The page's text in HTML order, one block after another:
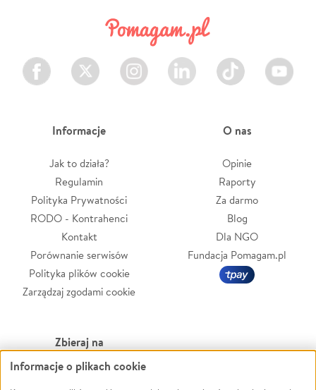
Facebook Twitter Instagram LinkedIn TikTok Youtube
Informacje
Jak to działa?
Regulamin
Polityka Prywatności
RODO - Kontrahenci
Kontakt
Porównanie serwisów
Polityka plików cookie
Zarządzaj zgodami cookie
O nas
Opinie
Raporty
Za darmo
Blog
Dla NGO
Fundacja Pomagam.pl
Zbieraj na
Leczenie
Informacje o plikach cookie